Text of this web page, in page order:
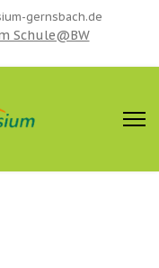
gernsbach.de
Schule@BW